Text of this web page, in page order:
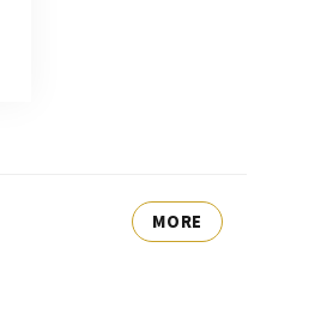
MORE